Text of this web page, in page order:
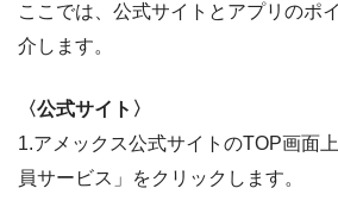
ここでは、公式サイトとアプリのポ
介します。
〈公式サイト〉
1.アメックス公式サイトのTOP画面
員サービス」をクリックします。